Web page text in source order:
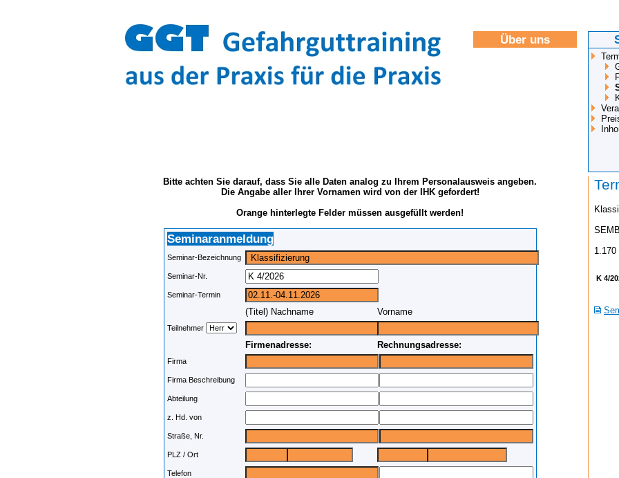
Über uns
Bitte achten Sie darauf, dass Sie alle Daten analog zu Ihrem Personalausweis angeben.
Die Angabe aller Ihrer Vornamen wird von der IHK gefordert!
Orange hinterlegte Felder müssen ausgefüllt werden!
Seminaranmeldung
Seminar-Bezeichnung
Seminar-Nr.
Seminar-Termin
(Titel) Nachname Vorname
Teilnehmer
Firmenadresse: Rechnungsadresse:
Firma
Firma Beschreibung
Abteilung
z. Hd. von
Straße, Nr.
PLZ / Ort
Telefon
SEMB
K 4/